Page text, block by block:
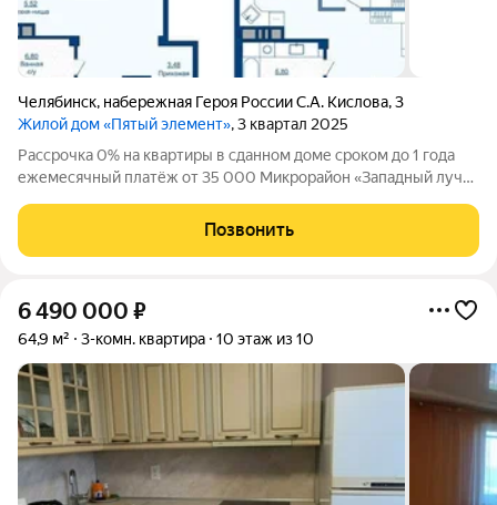
Челябинск, набережная Героя России С.А. Кислова,3
Жилой дом «Пятый элемент», 3 квартал 2025
Рассрочка 0% на квартиры в сданном доме сроком до 1 года
ежемесячный платёж от 35 000 Микрорайон «Западный луч»
пересечении улиц Труда и Энгельса. Монолитно-каркасные
высотные дома формируют
Позвонить
6 490 000 ₽
64,9 м² 3-комн. квартира 10 этаж из 10